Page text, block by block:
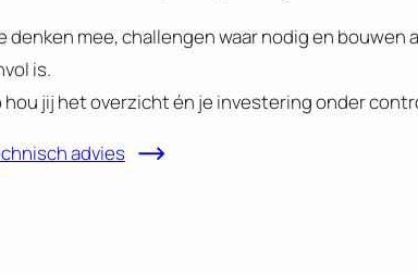
denken mee, challengen waar nodig en bouwen
is.
hou jij het overzicht én je investering onder
advies